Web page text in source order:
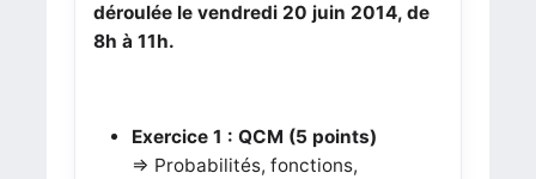
déroulée le vendredi 20 juin 2014, de
8h à 11h.
Exercice 1 : QCM (5 points)
=> Probabilités, fonctions,